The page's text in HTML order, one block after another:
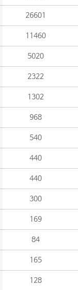
26601
11460
5020
2322
1302
968
540
440
440
300
169
84
165
128